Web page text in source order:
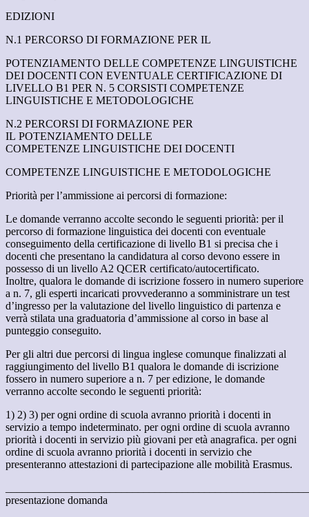
EDIZIONI
N.1 PERCORSO DI FORMAZIONE PER IL
POTENZIAMENTO DELLE COMPETENZE LINGUISTICHE
DEI DOCENTI CON EVENTUALE CERTIFICAZIONE DI
LIVELLO B1 PER N. 5 CORSISTI COMPETENZE
LINGUISTICHE E METODOLOGICHE
N.2 PERCORSI DI FORMAZIONE PER
IL POTENZIAMENTO DELLE
COMPETENZE LINGUISTICHE DEI DOCENTI
COMPETENZE LINGUISTICHE E METODOLOGICHE
Priorità per l’ammissione ai percorsi di formazione:
Le domande verranno accolte secondo le seguenti priorità: per il
percorso di formazione linguistica dei docenti con eventuale
conseguimento della certificazione di livello B1 si precisa che i
docenti che presentano la candidatura al corso devono essere in
possesso di un livello A2 QCER certificato/autocertificato.
Inoltre, qualora le domande di iscrizione fossero in numero superiore
a n. 7, gli esperti incaricati provvederanno a somministrare un test
d’ingresso per la valutazione del livello linguistico di partenza e
verrà stilata una graduatoria d’ammissione al corso in base al
punteggio conseguito.
Per gli altri due percorsi di lingua inglese comunque finalizzati al
raggiungimento del livello B1 qualora le domande di iscrizione
fossero in numero superiore a n. 7 per edizione, le domande
verranno accolte secondo le seguenti priorità:
1) 2) 3) per ogni ordine di scuola avranno priorità i docenti in
servizio a tempo indeterminato. per ogni ordine di scuola avranno
priorità i docenti in servizio più giovani per età anagrafica. per ogni
ordine di scuola avranno priorità i docenti in servizio che
presenteranno attestazioni di partecipazione alle mobilità Erasmus.
presentazione domanda